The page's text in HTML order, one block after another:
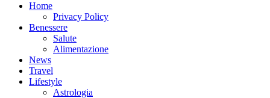
Home
Privacy Policy
Benessere
Salute
Alimentazione
News
Travel
Lifestyle
Astrologia